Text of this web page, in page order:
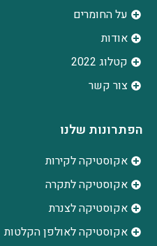
על החומרים
אודות
קטלוג 2022
צור קשר
הפתרונות שלנו
אקוסטיקה לקירות
אקוסטיקה לתקרה
אקוסטיקה לצנרת
אקוסטיקה לאולפן הקלטות